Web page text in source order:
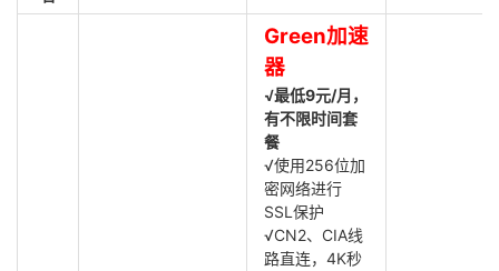
Green加速
器
√最低9元/月，
有不限时间套
餐
√使用256位加
密网络进行
SSL保护
√CN2、CIA线
路直连，4K秒